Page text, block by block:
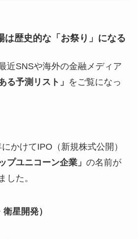
は歴史的な「お祭り」になる
近SNSや海外の金融メディア
ある予測リスト」 をご覧になっ
かけてIPO（新規株式公開）
プユニコーン企業」 の名前が
した。
星開発）